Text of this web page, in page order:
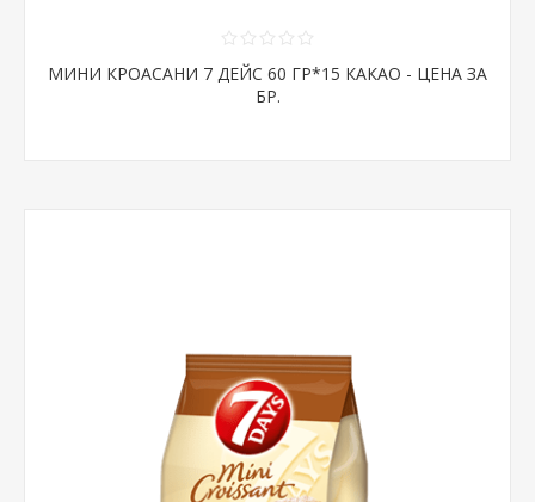
МИНИ КРОАСАНИ 7 ДЕЙС 60 ГР*15 КАКАО - ЦЕНА ЗА
БР.